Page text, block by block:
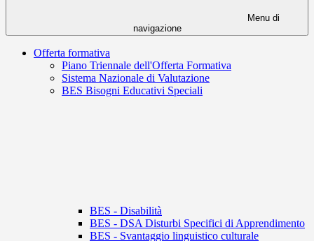
Menu di
navigazione
Offerta formativa
Piano Triennale dell'Offerta Formativa
Sistema Nazionale di Valutazione
BES Bisogni Educativi Speciali
BES - Disabilità
BES - DSA Disturbi Specifici di Apprendimento
BES - Svantaggio linguistico culturale